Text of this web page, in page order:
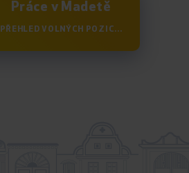
Práce v Madetě
PŘEHLED VOLNÝCH POZIC...